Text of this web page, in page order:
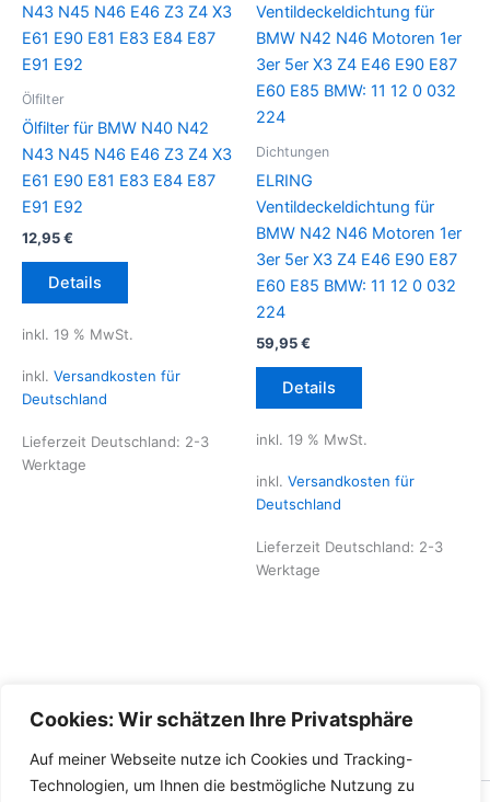
Cookies: Wir schätzen Ihre Privatsphäre
Auf meiner Webseite nutze ich Cookies und Tracking-
Technologien, um Ihnen die bestmögliche Nutzung zu
Ölfilter
Ölfilter für BMW N40 N42
N43 N45 N46 E46 Z3 Z4 X3
E61 E90 E81 E83 E84 E87
E91 E92
12,95€
Details
inkl. 19 % MwSt.
inkl. Versandkosten für
Deutschland
Lieferzeit Deutschland: 2-3
Werktage
Dichtungen
ELRING
Ventildeckeldichtung für
BMW N42 N46 Motoren 1er
3er 5er X3 Z4 E46 E90 E87
E60 E85 BMW: 11 12 0 032
224
59,95€
Details
inkl. 19 % MwSt.
inkl. Versandkosten für
Deutschland
Lieferzeit Deutschland: 2-3
Werktage